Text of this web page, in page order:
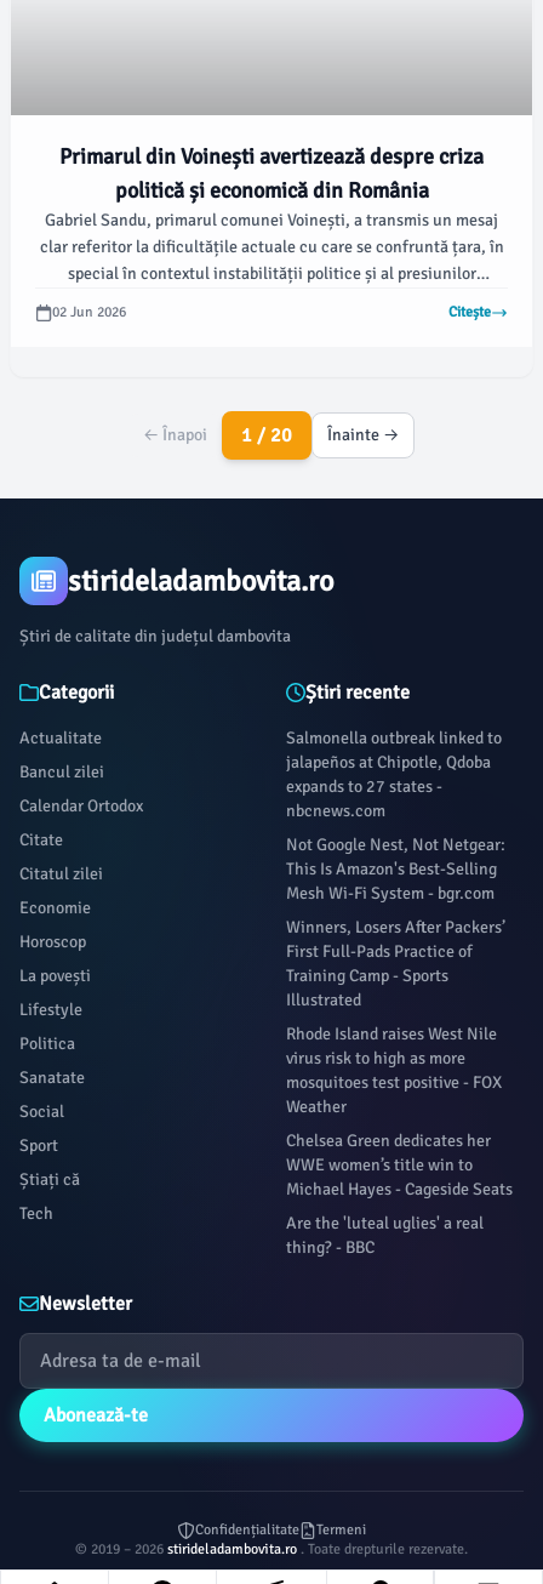
Primarul din Voinești avertizează despre criza
politică și economică din România
Gabriel Sandu, primarul comunei Voinești, a transmis un mesaj
clar referitor la dificultățile actuale cu care se confruntă țara, în
special în contextul instabilității politice și al presiunilor
provocările resimțite la nivel național, generate de creșterea
02 Jun 2026 Citește
← Înapoi 1 / 20 Înainte →
stirideladambovita.ro
Știri de calitate din județul dambovita
Categorii
Actualitate
Bancul zilei
Calendar Ortodox
Citate
Citatul zilei
Economie
Horoscop
La povești
Lifestyle
Politica
Sanatate
Social
Sport
Știați că
Tech
Știri recente
Salmonella outbreak linked to
jalapeños at Chipotle, Qdoba
expands to 27 states -
nbcnews.com
Not Google Nest, Not Netgear:
This Is Amazon's Best-Selling
Mesh Wi-Fi System - bgr.com
Winners, Losers After Packers’
First Full-Pads Practice of
Training Camp - Sports
Illustrated
Rhode Island raises West Nile
virus risk to high as more
mosquitoes test positive - FOX
Weather
Chelsea Green dedicates her
WWE women’s title win to
Michael Hayes - Cageside Seats
Are the 'luteal uglies' a real
thing? - BBC
Newsletter
Abonează-te
Confidențialitate
Termeni
© 2019 – 2026 stirideladambovita.ro . Toate drepturile rezervate.